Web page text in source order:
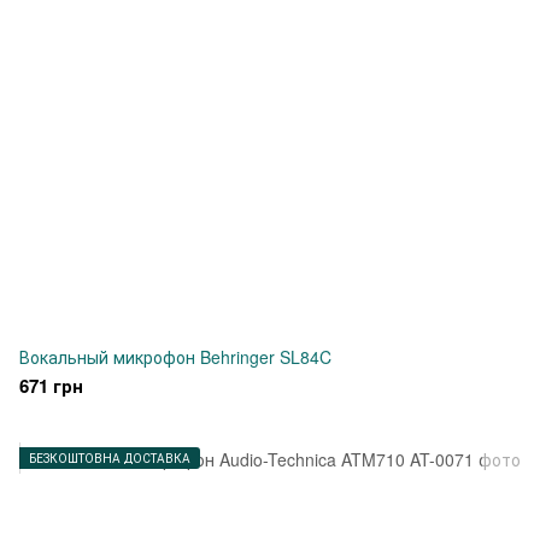
Вокальный микрофон Behringer SL84C
671 грн
БЕЗКОШТОВНА ДОСТАВКА